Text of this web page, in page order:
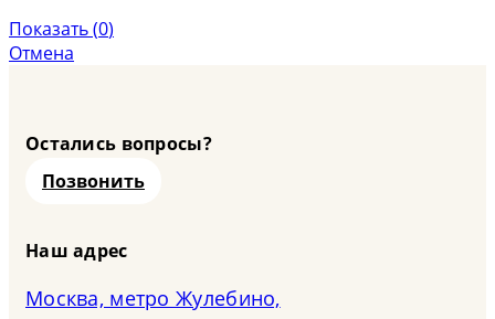
Показать(0)
Отмена
Остались вопросы?
Позвонить
Наш адрес
Москва, метро Жулебино,